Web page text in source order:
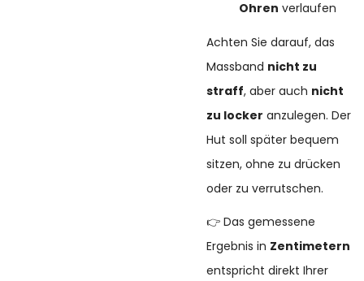
Ohren verlaufen
Achten Sie darauf, das
Massband nicht zu
straff, aber auch nicht
zu locker anzulegen. Der
Hut soll später bequem
sitzen, ohne zu drücken
oder zu verrutschen.
👉 Das gemessene
Ergebnis in Zentimetern
entspricht direkt Ihrer